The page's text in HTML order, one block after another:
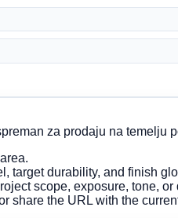
za prodaju na
target durability, and finish
scope, exposure, tone,
share the URL with the